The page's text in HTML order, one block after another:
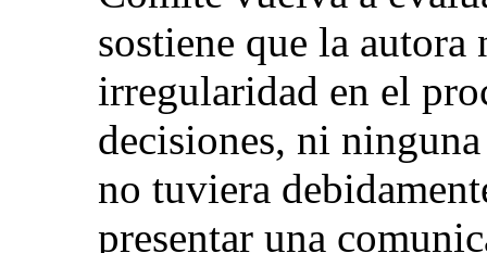
sostiene que la autora
irregularidad en el
decisiones, ni
no tuviera
presentar una